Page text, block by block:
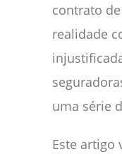
contrato
realidade
uma série
Este artigo